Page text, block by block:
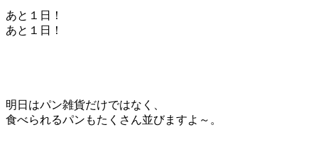
あと１日！
あと１日！
明日はパン雑貨だけではなく、
食べられるパンもたくさん並びますよ～。